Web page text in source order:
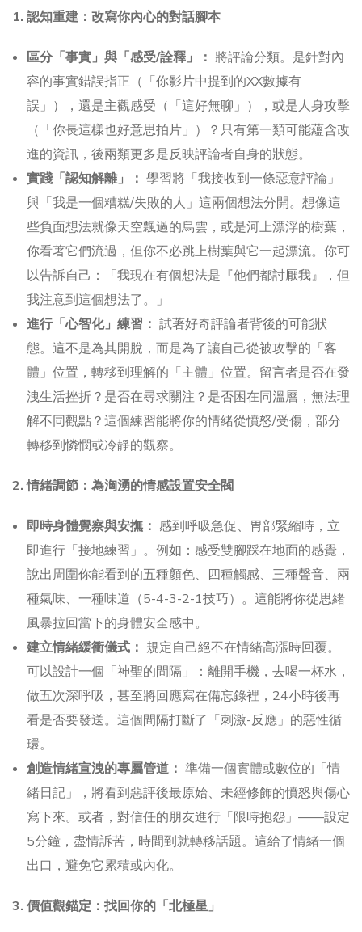
1. 認知重建：改寫你內心的對話腳本
區分「事實」與「感受/詮釋」： 將評論分類。是針對內
容的事實錯誤指正（「你影片中提到的XX數據有
誤」），還是主觀感受（「這好無聊」），或是人身攻擊
（「你長這樣也好意思拍片」）？只有第一類可能蘊含改
進的資訊，後兩類更多是反映評論者自身的狀態。
實踐「認知解離」： 學習將「我接收到一條惡意評論」
與「我是一個糟糕/失敗的人」這兩個想法分開。想像這
些負面想法就像天空飄過的烏雲，或是河上漂浮的樹葉，
你看著它們流過，但你不必跳上樹葉與它一起漂流。你可
以告訴自己：「我現在有個想法是『他們都討厭我』，但
我注意到這個想法了。」
進行「心智化」練習： 試著好奇評論者背後的可能狀
態。這不是為其開脫，而是為了讓自己從被攻擊的「客
體」位置，轉移到理解的「主體」位置。留言者是否在發
洩生活挫折？是否在尋求關注？是否困在同溫層，無法理
解不同觀點？這個練習能將你的情緒從憤怒/受傷，部分
轉移到憐憫或冷靜的觀察。
2. 情緒調節：為洶湧的情感設置安全閥
即時身體覺察與安撫： 感到呼吸急促、胃部緊縮時，立
即進行「接地練習」。例如：感受雙腳踩在地面的感覺，
說出周圍你能看到的五種顏色、四種觸感、三種聲音、兩
種氣味、一種味道（5-4-3-2-1技巧）。這能將你從思緒
風暴拉回當下的身體安全感中。
建立情緒緩衝儀式： 規定自己絕不在情緒高漲時回覆。
可以設計一個「神聖的間隔」：離開手機，去喝一杯水，
做五次深呼吸，甚至將回應寫在備忘錄裡，24小時後再
看是否要發送。這個間隔打斷了「刺激-反應」的惡性循
環。
創造情緒宣洩的專屬管道： 準備一個實體或數位的「情
緒日記」，將看到惡評後最原始、未經修飾的憤怒與傷心
寫下來。或者，對信任的朋友進行「限時抱怨」——設定
5分鐘，盡情訴苦，時間到就轉移話題。這給了情緒一個
出口，避免它累積或內化。
3. 價值觀錨定：找回你的「北極星」